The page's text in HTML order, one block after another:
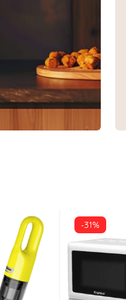
-31%